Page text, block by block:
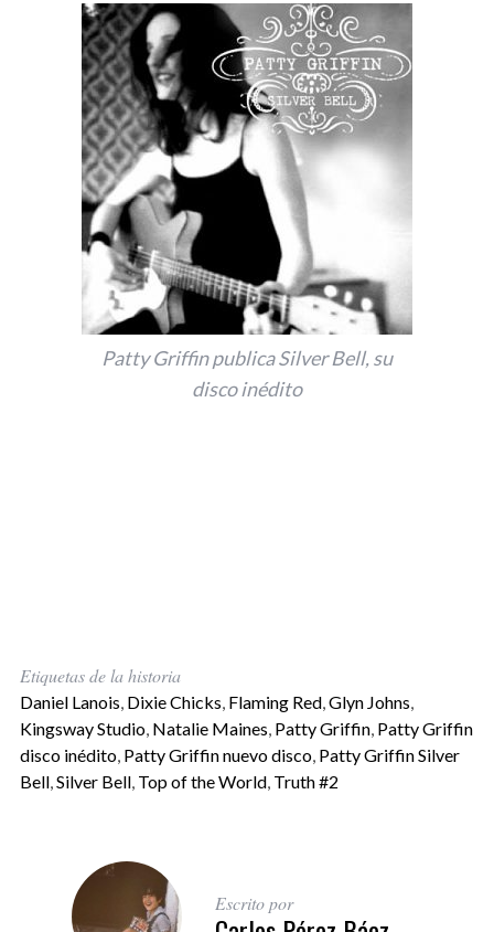
Patty Griffin publica Silver Bell, su
disco inédito
Etiquetas de la historia
Daniel Lanois, Dixie Chicks, Flaming Red,Glyn Johns,
Kingsway Studio, Natalie Maines, Patty Griffin, Patty Griffin
disco inédito, Patty Griffin nuevo disco, Patty Griffin Silver
Bell,Silver Bell, Top of the World, Truth #2
Escrito por